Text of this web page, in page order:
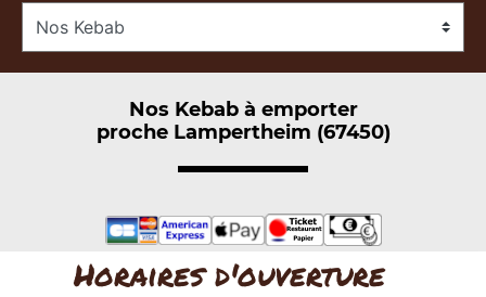
Nos Kebab à emporter
proche Lampertheim (67450)
Horaires d'ouverture